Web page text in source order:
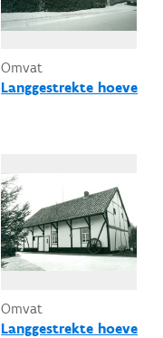
Omvat
Langgestrekte hoeve
Omvat
Langgestrekte hoeve